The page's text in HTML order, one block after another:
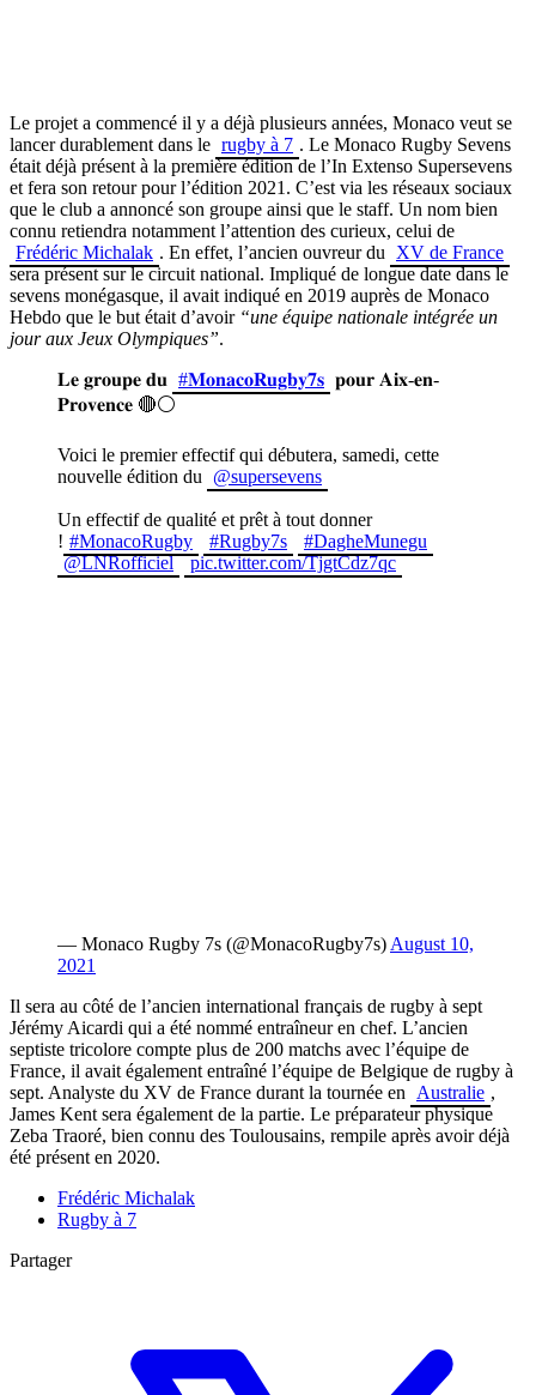
Le projet a commencé il y a déjà plusieurs années, Monaco veut se
lancer durablement dans le rugby à 7 . Le Monaco Rugby Sevens
était déjà présent à la première édition de l’In Extenso Supersevens
et fera son retour pour l’édition 2021. C’est via les réseaux sociaux
que le club a annoncé son groupe ainsi que le staff. Un nom bien
connu retiendra notamment l’attention des curieux, celui de
Frédéric Michalak . En effet, l’ancien ouvreur du
XV de France
sera présent sur le circuit national. Impliqué de longue date dans le
sevens monégasque, il avait indiqué en 2019 auprès de Monaco
Hebdo que le but était d’avoir “une équipe nationale intégrée un
jour aux Jeux Olympiques”.
𝐋𝐞 𝐠𝐫𝐨𝐮𝐩𝐞 𝐝𝐮 #𝐌𝐨𝐧𝐚𝐜𝐨𝐑𝐮𝐠𝐛𝐲𝟕𝐬 𝐩𝐨𝐮𝐫 𝐀𝐢𝐱-𝐞𝐧-
𝐏𝐫𝐨𝐯𝐞𝐧𝐜𝐞 🔴⚪️
Voici le premier effectif qui débutera, samedi, cette
nouvelle édition du
@supersevens
Un effectif de qualité et prêt à tout donner
! #MonacoRugby #Rugby7s
#DagheMunegu
@LNRofficiel
pic.twitter.com/TjgtCdz7qc
— Monaco Rugby 7s (@MonacoRugby7s) August 10,
2021
Il sera au côté de l’ancien international français de rugby à sept
Jérémy Aicardi qui a été nommé entraîneur en chef. L’ancien
septiste tricolore compte plus de 200 matchs avec l’équipe de
France, il avait également entraîné l’équipe de Belgique de rugby à
sept. Analyste du XV de France durant la tournée en
Australie ,
James Kent sera également de la partie. Le préparateur physique
Zeba Traoré, bien connu des Toulousains, rempile après avoir déjà
été présent en 2020.
Frédéric Michalak
Rugby à 7
Partager